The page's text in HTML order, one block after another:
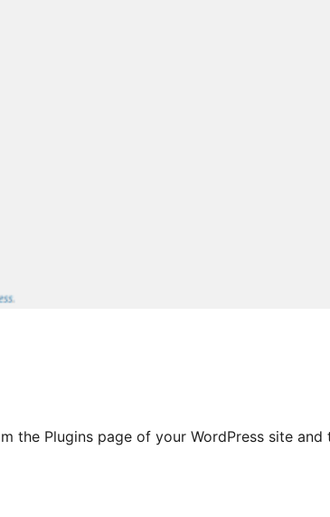
the Plugins page of your WordPress site